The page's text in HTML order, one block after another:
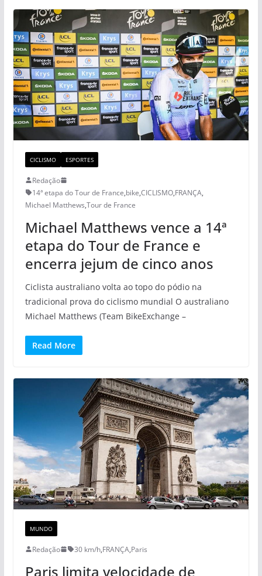
CICLISMO ESPORTES
Redação
14ª etapa do Tour de France,bike,CICLISMO,FRANÇA,
Michael Matthews,Tour de France
Michael Matthews vence a 14ª
etapa do Tour de France e
encerra jejum de cinco anos
Ciclista australiano volta ao topo do pódio na
tradicional prova do ciclismo mundial O australiano
Michael Matthews (Team BikeExchange –
Read More
MUNDO
Redação 30 km/h,FRANÇA,Paris
Paris limita velocidade de